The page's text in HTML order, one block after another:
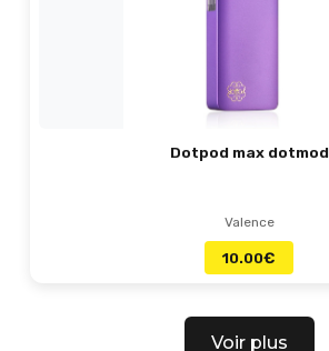
Dotpod max dotmod
Valence
10.00€
Voir plus